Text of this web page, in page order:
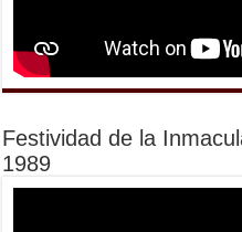
Festividad de la
1989